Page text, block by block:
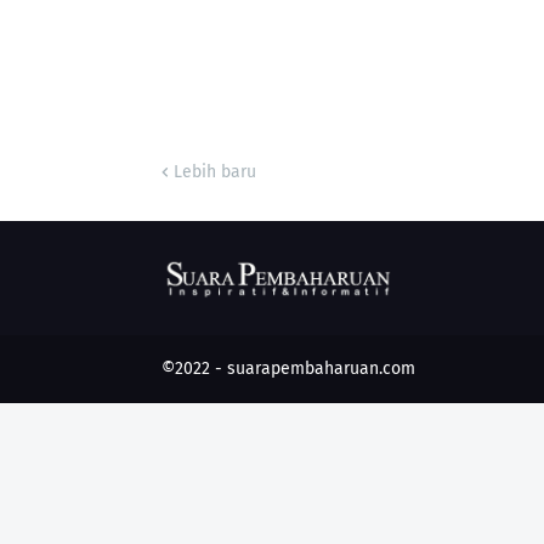
Lebih baru
©2022 - suarapembaharuan.com